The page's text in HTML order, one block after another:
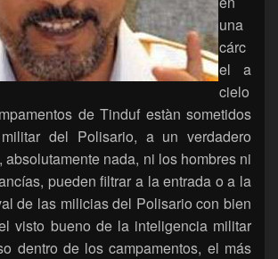
una
cárc
el a
cielo
de Tinduf estàn sometidos
del Polisario, a un verdadero
absolutamente nada, ni los hombres ni
pueden filtrar a la entrada o a la
de las milicias del Polisario con bien
visto bueno de la inteligencia militar
dentro de los campamentos, el más